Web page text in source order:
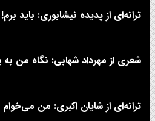
ترانه‌ای از پدیده نیشابوری: باید
شعری از مهرداد شهابی: نگاه من
ترانه‌ای از شایان اکبری: من می‌خوام